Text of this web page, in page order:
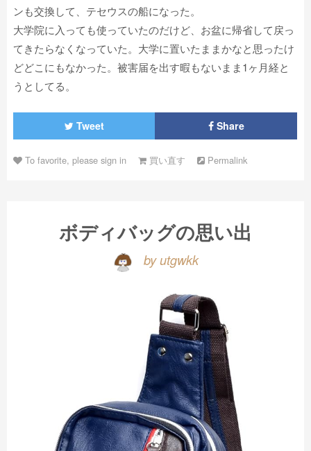
ンも交換して、テセウスの船になった。
大学院に入っても使っていたのだけど、お盆に帰省して戻っ
てきたらなくなっていた。大学に置いたままかなと思ったけ
どどこにもなかった。被害届を出す暇もないまま1ヶ月経と
うとしてる。
Tweet Share
To favorite, please sign in 買い直す Permalink
ボディバッグの思い出
by utgwkk